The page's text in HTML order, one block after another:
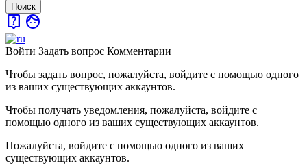
live_help face
Войти Задать вопрос Комментарии
Чтобы задать вопрос, пожалуйста, войдите с помощью одного
из ваших существующих аккаунтов.
Чтобы получать уведомления, пожалуйста, войдите с
помощью одного из ваших существующих аккаунтов.
Пожалуйста, войдите с помощью одного из ваших
существующих аккаунтов.